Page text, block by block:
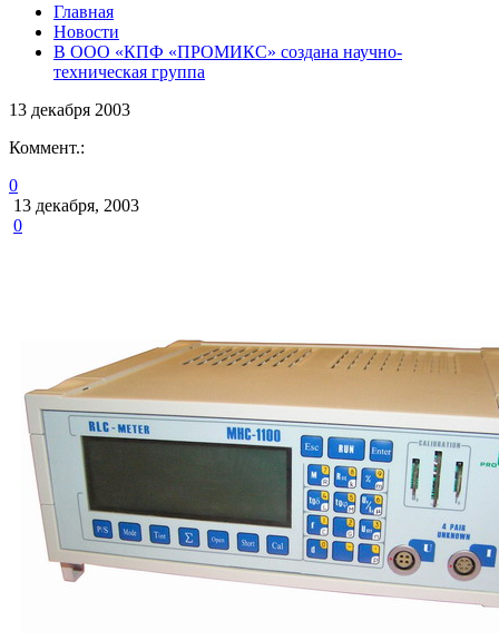
Главная
Новости
В ООО «КПФ «ПРОМИКС» создана научно-
техническая группа
13 декабря 2003
Коммент.:
0
13 декабря, 2003
0